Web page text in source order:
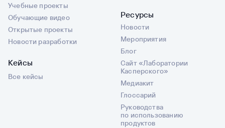
Учебные проекты
Обучающие видео
Открытые проекты
Новости разработки
Кейсы
Все кейсы
Ресурсы
Новости
Мероприятия
Блог
Сайт «Лаборатории
Касперского»
Медиакит
Глоссарий
Руководства
по использованию
продуктов